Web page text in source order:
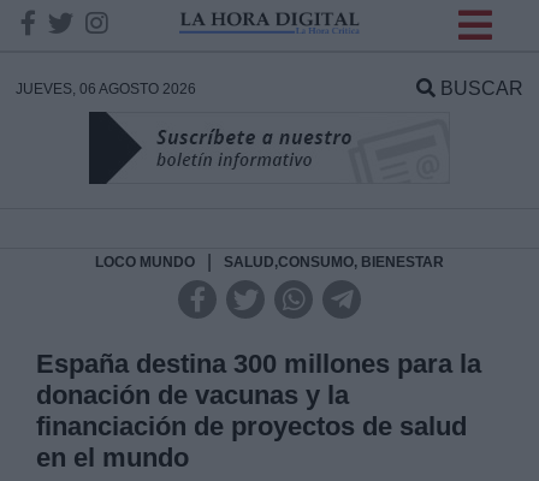
JUEVES, 06 AGOSTO 2026 BUSCAR
LOCO MUNDO SALUD,CONSUMO, BIENESTAR
España destina 300 millones para la
donación de vacunas y la
financiación de proyectos de salud
en el mundo
DATOS
Responsable:
Legitimación: